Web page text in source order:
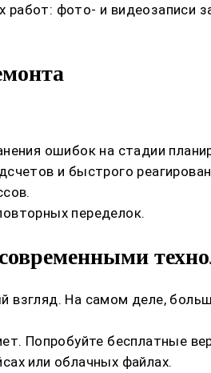
фото- и видеозаписи
ошибок на стадии
и быстрого
переделок.
На самом деле,
Попробуйте бесплатные
или облачных файлах.